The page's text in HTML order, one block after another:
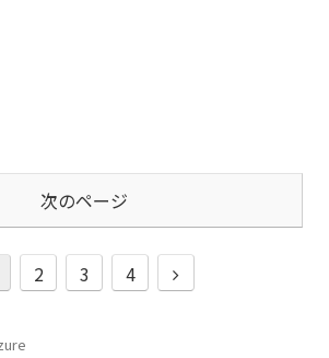
次のページ
2 3 4